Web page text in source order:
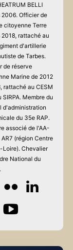
BELLI
2006. Officier de
citoyenne Terre
2018, rattaché au
d'artillerie
de Tarbes.
de réserve
Marine de 2012
rattaché au CESM
SIRPA. Membre du
d'administration
du 35e RAP.
associé de l'AA-
AR7 (région Centre
Loire). Chevalier
National du